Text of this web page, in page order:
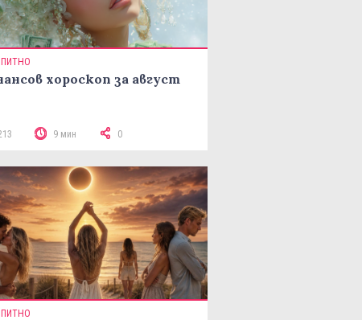
хороскоп за август
9 мин 0